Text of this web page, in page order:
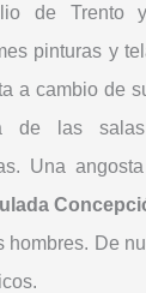
de Trento
pinturas y
a cambio de
de las salas
Una
hombres. De